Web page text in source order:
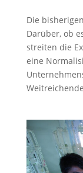
Die
Darüber, ob
streiten die
eine